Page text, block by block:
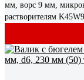
мм, ворс 9 мм,
растворителям